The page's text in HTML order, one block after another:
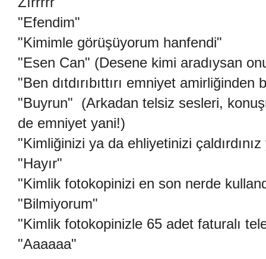
"Efendim"
"Kimimle görüşüyorum hanfendi"
"Esen Can" (Desene kimi aradıysan
"Ben dıtdırıbıttırı emniyet amirliğinden
"Buyrun" (Arkadan telsiz sesleri,
de emniyet yani!)
"Kimliğinizi ya da ehliyetinizi
"Hayır"
"Kimlik fotokopinizi en son nerde
"Bilmiyorum"
"Kimlik fotokopinizle 65 adet faturalı
"Aaaaaa"